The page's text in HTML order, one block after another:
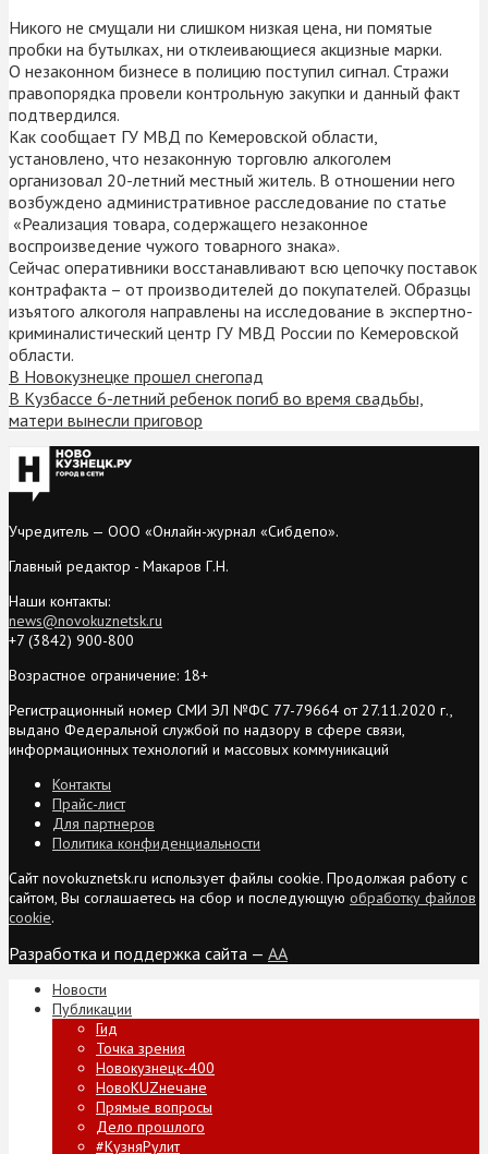
Никого не смущали ни слишком низкая цена, ни помятые
пробки на бутылках, ни отклеивающиеся акцизные марки.
О незаконном бизнесе в полицию поступил сигнал. Стражи
правопорядка провели контрольную закупки и данный факт
подтвердился.
Как сообщает ГУ МВД по Кемеровской области,
установлено, что незаконную торговлю алкоголем
организовал 20-летний местный житель. В отношении него
возбуждено административное расследование по статье
«Реализация товара, содержащего незаконное
воспроизведение чужого товарного знака».
Сейчас оперативники восстанавливают всю цепочку поставок
контрафакта – от производителей до покупателей. Образцы
изъятого алкоголя направлены на исследование в экспертно-
криминалистический центр ГУ МВД России по Кемеровской
области.
В Новокузнецке прошел снегопад
В Кузбассе 6-летний ребенок погиб во время свадьбы,
матери вынесли приговор
Учредитель — ООО «Онлайн-журнал «Сибдепо».
Главный редактор - Макаров Г.Н.
Наши контакты:
news@novokuznetsk.ru
+7 (3842) 900-800
Возрастное ограничение: 18+
Регистрационный номер СМИ ЭЛ №ФС 77-79664 от 27.11.2020 г.,
выдано Федеральной службой по надзору в сфере связи,
информационных технологий и массовых коммуникаций
Контакты
Прайс-лист
Для партнеров
Политика конфиденциальности
Сайт novokuznetsk.ru использует файлы cookie. Продолжая работу с
сайтом, Вы соглашаетесь на сбор и последующую обработку файлов
cookie.
Разработка и поддержка сайта — AA
Новости
Публикации
Гид
Точка зрения
Новокузнецк-400
НовоKUZнечане
Прямые вопросы
Дело прошлого
#КузняРулит